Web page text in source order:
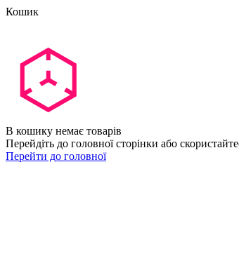
Кошик
В кошику немає товарів
Перейдіть до головної сторінки або
Перейти до головної